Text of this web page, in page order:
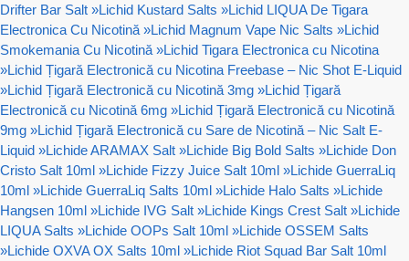
Drifter Bar Salt »Lichid Kustard Salts »Lichid LIQUA De Tigara
Electronica Cu Nicotină »Lichid Magnum Vape Nic Salts »Lichid
Smokemania Cu Nicotină »Lichid Tigara Electronica cu Nicotina
»Lichid Țigară Electronică cu Nicotina Freebase – Nic Shot E-Liquid
»Lichid Țigară Electronică cu Nicotină 3mg »Lichid Țigară
Electronică cu Nicotină 6mg »Lichid Țigară Electronică cu Nicotină
9mg »Lichid Țigară Electronică cu Sare de Nicotină – Nic Salt E-
Liquid »Lichide ARAMAX Salt »Lichide Big Bold Salts »Lichide Don
Cristo Salt 10ml »Lichide Fizzy Juice Salt 10ml »Lichide GuerraLiq
10ml »Lichide GuerraLiq Salts 10ml »Lichide Halo Salts »Lichide
Hangsen 10ml »Lichide IVG Salt »Lichide Kings Crest Salt »Lichide
LIQUA Salts »Lichide OOPs Salt 10ml »Lichide OSSEM Salts
»Lichide OXVA OX Salts 10ml »Lichide Riot Squad Bar Salt 10ml